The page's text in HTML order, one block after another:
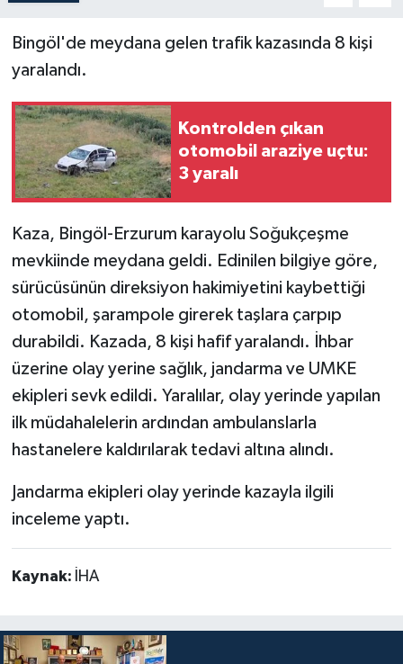
Bingöl'de meydana gelen trafik kazasında 8 kişi
yaralandı.
Kontrolden çıkan
otomobil araziye uçtu:
3 yaralı
Kaza, Bingöl-Erzurum karayolu Soğukçeşme
mevkiinde meydana geldi. Edinilen bilgiye göre,
sürücüsünün direksiyon hakimiyetini kaybettiği
otomobil, şarampole girerek taşlara çarpıp
durabildi. Kazada, 8 kişi hafif yaralandı. İhbar
üzerine olay yerine sağlık, jandarma ve UMKE
ekipleri sevk edildi. Yaralılar, olay yerinde yapılan
ilk müdahalelerin ardından ambulanslarla
hastanelere kaldırılarak tedavi altına alındı.
Jandarma ekipleri olay yerinde kazayla ilgili
inceleme yaptı.
Kaynak: İHA